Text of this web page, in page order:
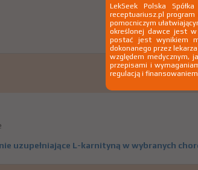
uzupełniające L-karnityną w wybranych
LekSeek Polska
receptuariusz.pl
pomocniczym
określonej dawce jest
postać jest wynikiem
dokonanego przez
względem medycznym,
przepisami i
regulacją i finansowaniem